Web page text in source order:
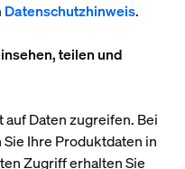
Datenschutzhinweis.
teilen und
Daten zugreifen. Bei
Ihre Produktdaten in
Zugriff erhalten Sie